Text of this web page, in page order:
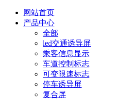
网站首页
产品中心
全部
led交通诱导屏
乘客信息显示
车道控制标志
可变限速标志
停车诱导屏
复合屏